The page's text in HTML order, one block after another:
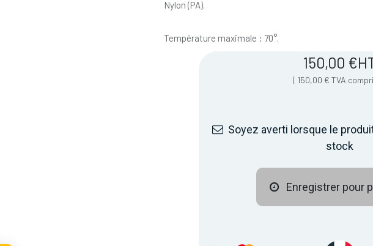
Nylon (PA).
Température maximale : 70°.
150,00 €
( 150,00 € TVA
Soyez averti lorsque le
stock
Enregistrer pour